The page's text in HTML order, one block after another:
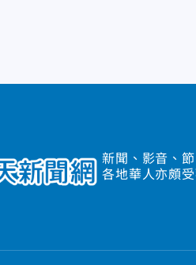
新聞、影音、
各地華人亦頗